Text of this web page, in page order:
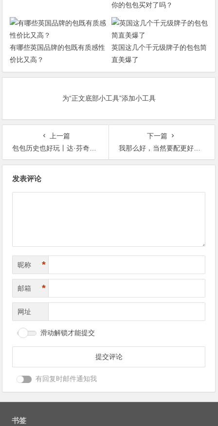
你的包包买对了吗？
有哪些英国品牌的包既有质感性
价比又高？
英国这几个千元级牌子的包包简
直美爆了
为“正文底部小工具”添加小工具
上一篇
包包历史也好玩丨达·芬奇设计了第一个高定包，英女王的拿包姿势是暗号
下一篇
我那么好，当然要配更好的包包！
发表评论
昵称 *
邮箱 *
网址
滑动解锁才能提交
有回复时邮件通知我
书签